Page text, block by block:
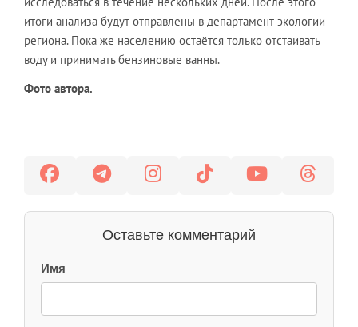
итоги анализа будут отправлены в департамент экологии
региона. Пока же населению остаётся только отстаивать
воду и принимать бензиновые ванны.
Фото автора.
Оставьте комментарий
Имя